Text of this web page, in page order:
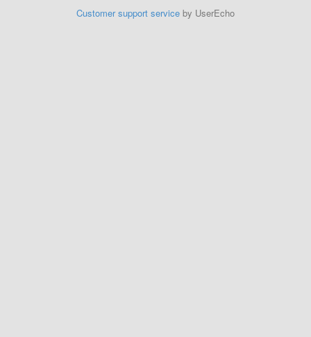
Customer support service by UserEcho